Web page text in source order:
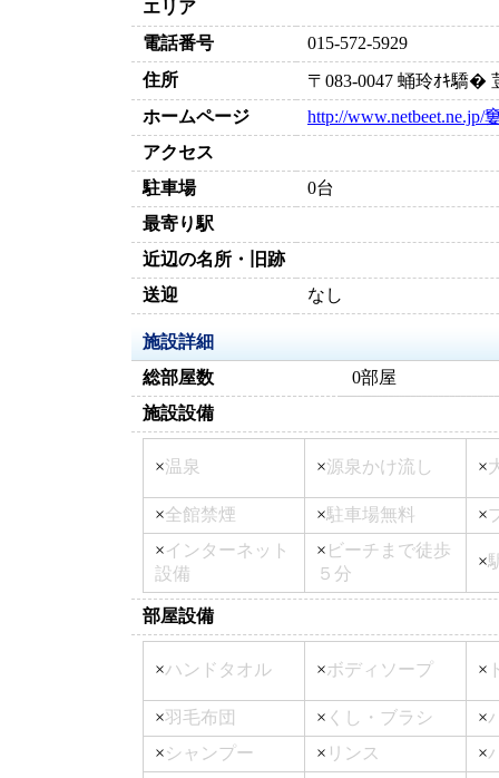
エリア
電話番号
015-572-5929
住所
〒083-0047 蛹玲ｵｷ驕
ホームページ
http://www.netbeet.ne.jp/
アクセス
駐車場
0台
最寄り駅
近辺の名所・旧跡
送迎
なし
施設詳細
総部屋数
0部屋
施設設備
×温泉 ×源泉かけ流し ×
×全館禁煙 ×駐車場無料 ×
×インターネット
設備
× ビーチまで徒歩
５分
×
部屋設備
×ハンドタオル ×ボディソープ ×
×羽毛布団 × くし・ブラシ ×
×シャンプー × リンス ×